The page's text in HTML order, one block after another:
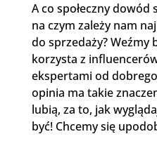
A co społeczny dowód
na czym zależy nam
do sprzedaży? Weźmy
korzysta z
ekspertami od
opinia ma takie
lubią, za to, jak
być! Chcemy się